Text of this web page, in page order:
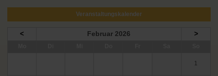
Veranstaltungskalender
< Februar 2026 >
1